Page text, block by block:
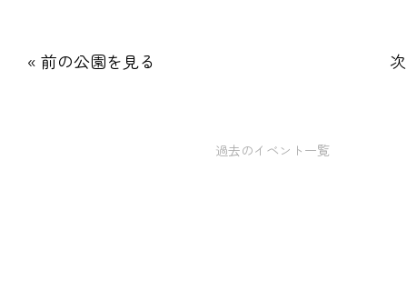
« 前の公園を見る
過去のイベント一覧